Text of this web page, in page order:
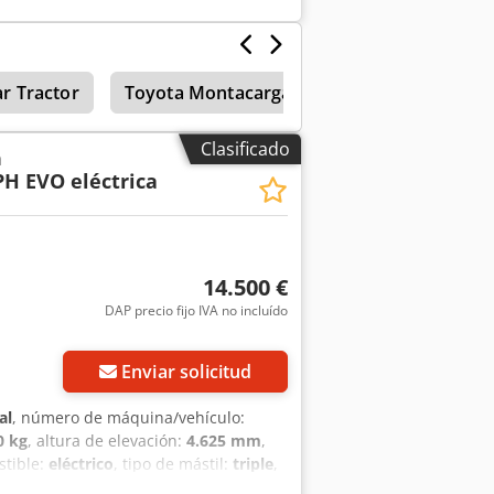
mm DETALLES DE LA MÁQUINA
2023 Capacidad de la batería:
transporte (largo × ancho × alto):
kg Número de ruedas: 4 Horas de
de horquillas de 4 posiciones
Tractor Toyota Montacargas
Clasificado
EVO eléctrica
14.500 €
DAP precio fijo IVA no incluído
Enviar solicitud
, número de máquina/vehículo:
kg, altura de elevación: 4.625 mm,
eléctrico, tipo de mástil: triple,